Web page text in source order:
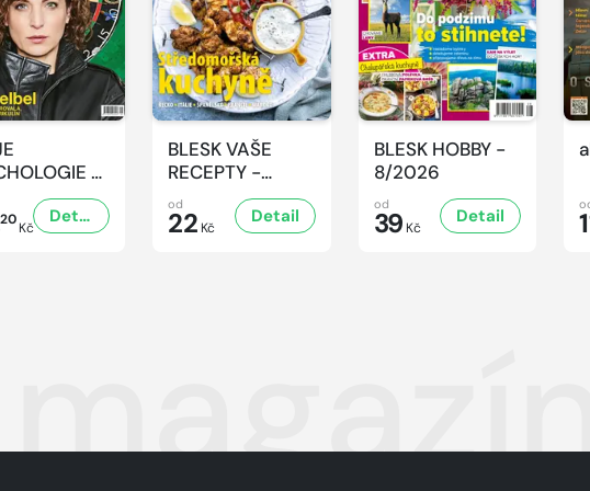
-
20Kč
Detail
BLESK VAŠE
RECEPTY -
8/2026
od
22 Kč
Detail
BLESK HOBBY -
8/2026
od
39 Kč
Detail